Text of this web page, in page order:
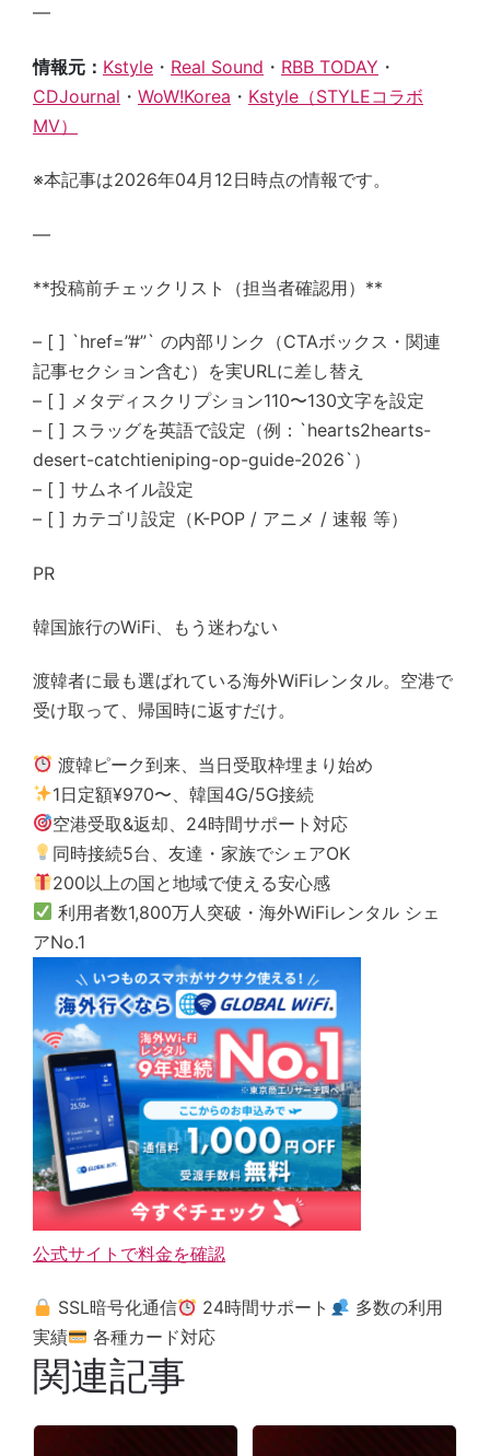
—
情報元： Kstyle ・ Real Sound ・ RBB TODAY ・
CDJournal ・ WoW!Korea ・ Kstyle（STYLEコラボ
MV）
※本記事は2026年04月12日時点の情報です。
—
**投稿前チェックリスト（担当者確認用）**
– [ ] `href=”#”` の内部リンク（CTAボックス・関連
記事セクション含む）を実URLに差し替え
– [ ] メタディスクリプション110〜130文字を設定
– [ ] スラッグを英語で設定（例：`hearts2hearts-
desert-catchtieniping-op-guide-2026`）
– [ ] サムネイル設定
– [ ] カテゴリ設定（K-POP / アニメ / 速報 等）
PR
韓国旅行のWiFi、もう迷わない
渡韓者に最も選ばれている海外WiFiレンタル。空港で
受け取って、帰国時に返すだけ。
渡韓ピーク到来、当日受取枠埋まり始め
1日定額¥970〜、韓国4G/5G接続
空港受取&返却、24時間サポート対応
同時接続5台、友達・家族でシェアOK
200以上の国と地域で使える安心感
利用者数1,800万人突破・海外WiFiレンタル シェ
アNo.1
公式サイトで料金を確認
SSL暗号化通信 24時間サポート
多数の利用
実績
各種カード対応
関連記事